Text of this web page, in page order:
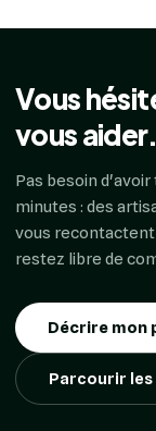
Vous
vous aider.
Pas besoin
minutes : des
vous
restez libre de
Décrire mon
Parcourir